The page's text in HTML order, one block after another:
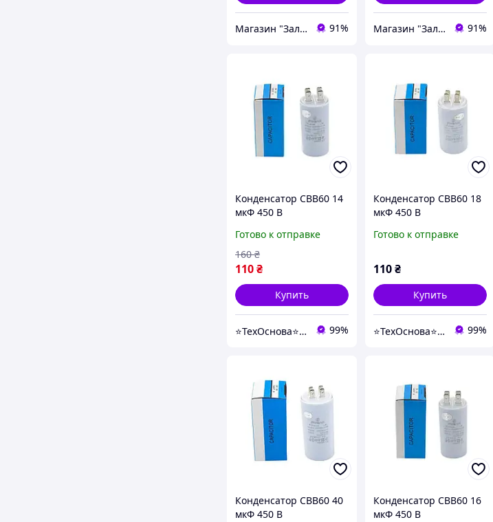
Магазин "Залізо" 91% Магазин "Залізо" 91%
Конденсатор CBB60 14
мкФ 450 В
клеммами (Piranil)
Готово к отправке
110₴
160 ₴
Купить
⭐️ТехОснова⭐️ - оригинальные запчасти в технику для дома 99%
Конденсатор CBB60 18
мкФ 450 В
клеммами (Piranil)
Готово к отправке
110₴
Купить
⭐️ТехОснова⭐️ - оригинальные запчасти в технику для дома 99%
Конденсатор CBB60 40
мкФ 450 В
Конденсатор CBB60 16
мкФ 450 В